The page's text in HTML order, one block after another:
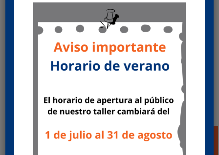
Mecánicas HERCAS|Jun 25, 2024| Ofertas
Oferta de servicio multimarca ¡Qué no se te falte